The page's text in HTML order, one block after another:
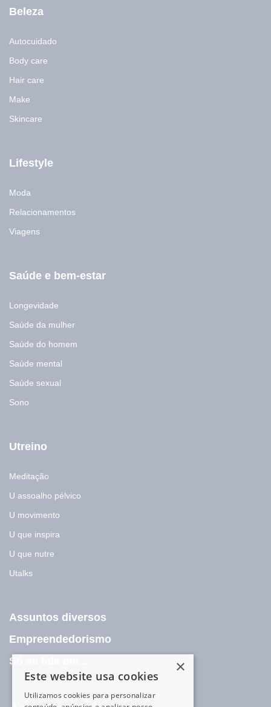
Beleza
Autocuidado
Body care
Hair care
Make
Skincare
Lifestyle
Moda
Relacionamentos
Viagens
Saúde e bem-estar
Longevidade
Saúde da mulher
Saúde do homem
Saúde mental
Saúde sexual
Sono
Utreino
Meditação
U assoalho pélvico
U movimento
U que inspira
U que nutre
Utalks
Assuntos diversos
Empreendedorismo
Só se fala em...
×
Este website usa cookies
Utilizamos cookies para personalizar